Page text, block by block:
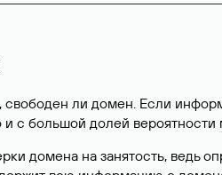
свободен ли домен. Если
и с большой долей вероятности
домена на занятость,